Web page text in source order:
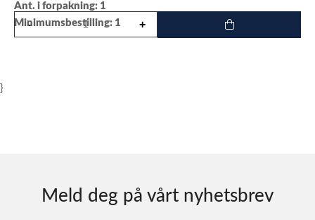
Ant. i forpakning: 1
Minimumsbestilling: 1
}
Meld deg på vårt nyhetsbrev